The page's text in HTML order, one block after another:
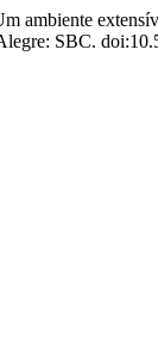
ambiente
SBC.